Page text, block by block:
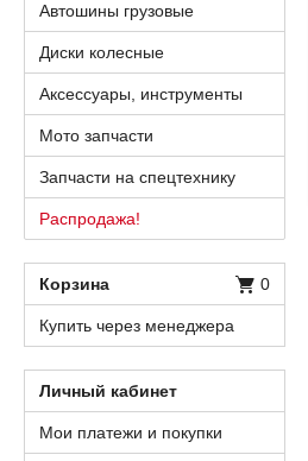
Автошины грузовые
Диски колесные
Аксессуары, инструменты
Мото запчасти
Запчасти на спецтехнику
Распродажа!
Корзина 0
Купить через менеджера
Личный кабинет
Мои платежи и покупки